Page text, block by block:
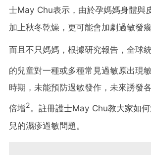
士May Chu表示，由於孕媽媽身體與
加上秋冬乾燥，更可能會加劇過敏發癢
而且不只媽媽，根據研究報告，全球
的兒童對一種或多種常見過敏原出現
時期，未能預防過敏發作，未來誘發
倍增2。註冊護士May Chu教大家如
兒的濕疹過敏問題。